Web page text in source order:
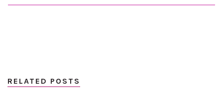
RELATED POSTS